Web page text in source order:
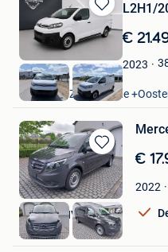
Bewaren
in
Mijn
Favorieten
L2H1/
€
2023
borsellino car
Oostende Zandvoorde
Bewaren
in
Mijn
Favorieten
€
2022
DEVEUX NV
Alken